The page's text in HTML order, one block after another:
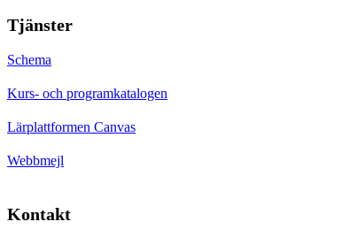
Tjänster
Schema
Kurs- och programkatalogen
Lärplattformen Canvas
Webbmejl
Kontakt